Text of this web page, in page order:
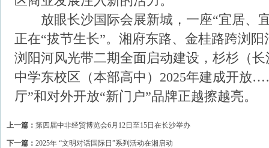
放眼长沙国际会展新城，一座“宜居、
正在“拔节生长”。湘府东路、金桂路跨浏
浏阳河风光带二期全面启动建设，杉杉（
中学东校区（本部高中）2025年建成开放
厅”和对外开放“新门户”品牌正越擦越亮。
上一篇： 第四届中非经贸博览会6月12日至15日在长沙举办
下一篇： 2025年 “文明对话国际日”系列活动在湘启动